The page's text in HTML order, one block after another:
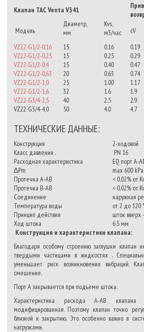
Клапан TAC Venta V341
Модель
Диаметр,
мм
Kvs,
м3/час
cV
VZ22-G1/2-0.16
15 0.16 0.19
VZ22-G1/2-0,25
15 0.25 0.29
VZ22-G1/2-0,4
15 0.40 0.47
VZ22-G1/2-0,63
20 0.63 0.74
VZ22-G1/2-1,0
25 1.00 1.17
VZ22-G1/2-1,6
32 1.6 1.9
VZ22-G3/4-2,5
40 2.5 2.9
VZ22-G3/4-4,0
50 4.0 4.7
ТЕХНИЧЕСКИЕ ДАННЫЕ:
Конструкция
2-ходовой
Класс давления .
PN 16
Расходная характеристика
EQ порт A-
∆Pm
max 600 kPa
Протечка A-AB
< 0.02% от
Протечка B-AB
< 0.02% от
Соединение
наружная
Температура воды
от 2 до 120
Принцип действия
шток вверх
Ход штока
6.5 мм
Конструкция и характеристики клапана:
Благодаря особому строению заглушки клапан
твердыми частицами в жидкостях .
уменьшает риск возникновения вибраций.
смешение.
Порт A закрывается при подъеме штока.
Характеристика расхода A-AB клапана
модифицированная. Поэтому клапан точно
близкой к закрытию. Это особенно важно в
нагрузками.